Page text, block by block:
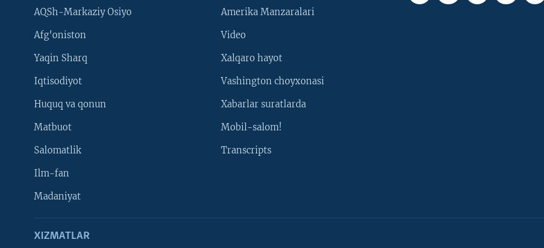
AQSh-Markaziy Osiyo
Afg'oniston
Yaqin Sharq
Iqtisodiyot
Huquq va qonun
Matbuot
Salomatlik
Ilm-fan
Madaniyat
Amerika Manzaralari
Video
Xalqaro hayot
Vashington choyxonasi
Xabarlar suratlarda
Mobil-salom!
Transcripts
XIZMATLAR